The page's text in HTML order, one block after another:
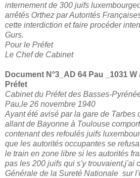
internement de 300 juifs
arrêtés Orthez par Autorités
cette interdiction et faire procéder
Gurs.
Pour le Préfet
Le Chef de Cabinet
Document N°3_ AD 64 Pau _1031
Préfet
Cabinet du Préfet des Basses-
Pau,le 26 novembre 1940
Ayant été avisé par la gare de Tarbes
allant de Bayonne à Toulouse
contenant des refoulés juifs
que les autorités occupantes se
le train en zone libre si les autorités
pas les 200 juifs qui s'y trouvaient,j'ai
Générale de la Sureté Nationale sur